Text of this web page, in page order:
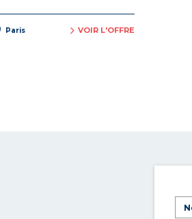
Paris VOIR L'OFFRE